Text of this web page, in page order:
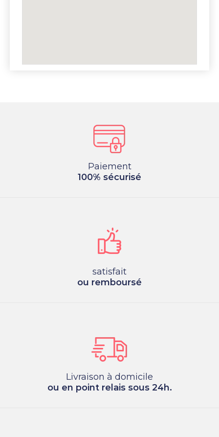
Paiement
100% sécurisé
satisfait
ou remboursé
Livraison à domicile
ou en point relais sous 24h.